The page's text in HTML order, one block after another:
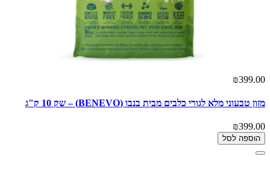
₪399.00
מזון טבעוני מלא לגורי כלבים מבית בנבו (BENEVO) – שק 10 ק"ג
₪399.00
הוספה לסל